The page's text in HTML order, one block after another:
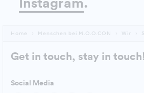
Home Menschen bei M.O.O.CON Wir
Get in touch, stay in touch!
Social Media